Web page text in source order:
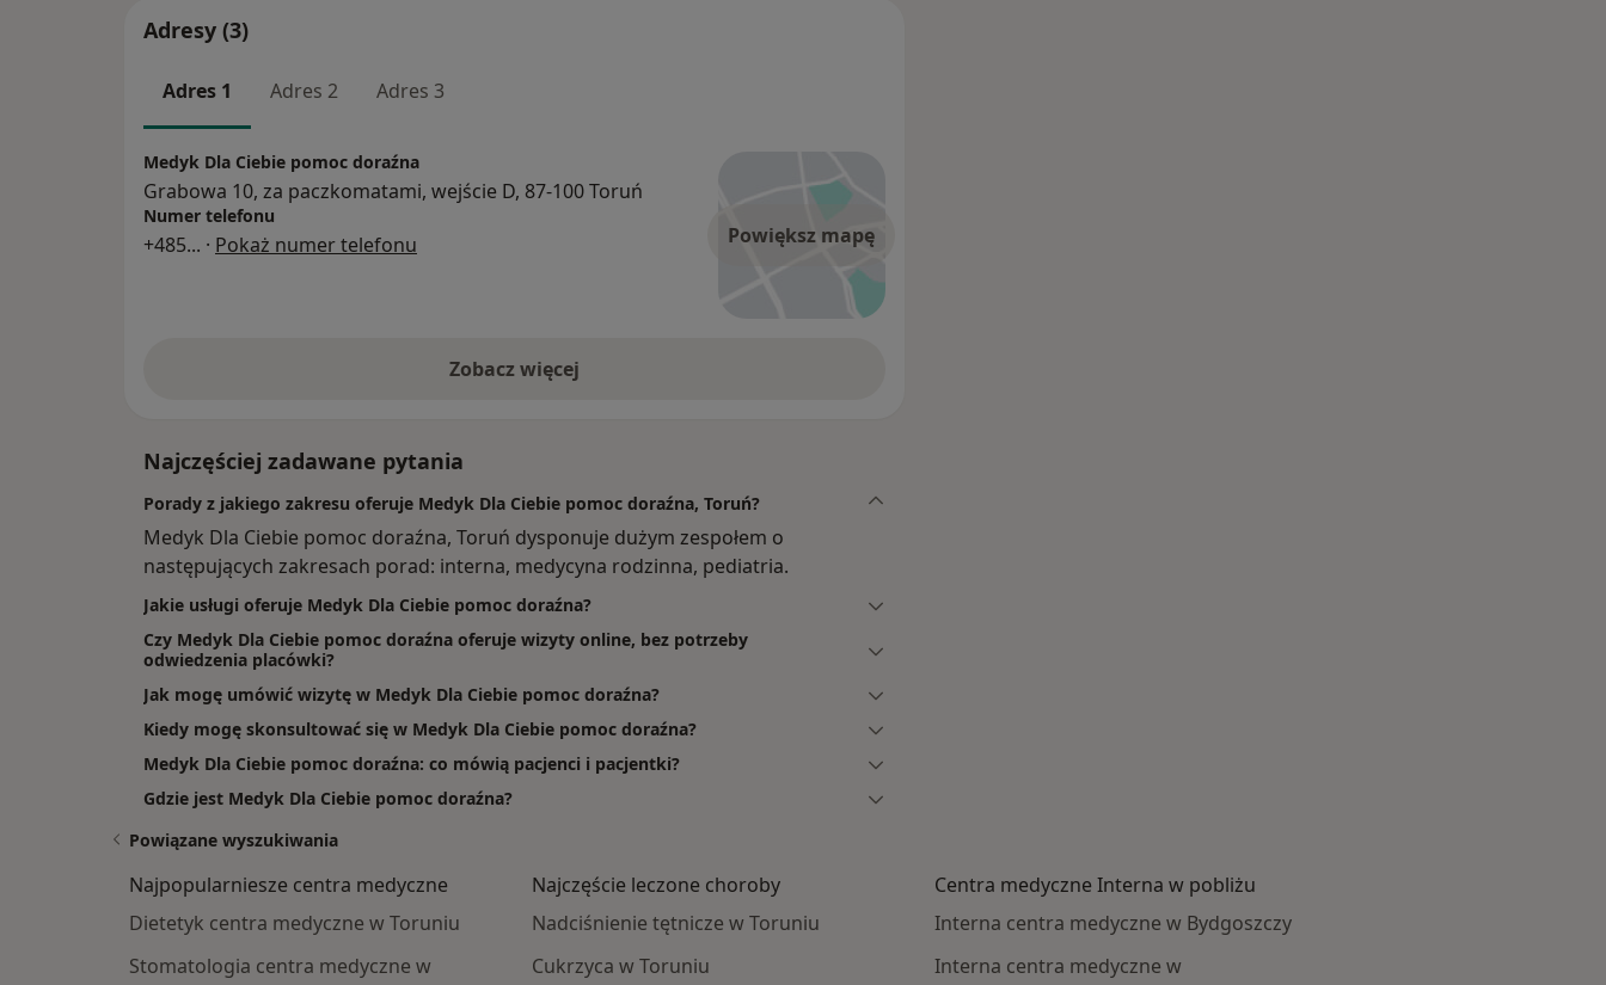
Adresy (3)
Adres 1 Adres 2 Adres 3
Powiększ mapę
Medyk Dla Ciebie pomoc doraźna
Grabowa 10, za paczkomatami, wejście D, 87-100 Toruń
Numer telefonu
+485... · Pokaż numer telefonu
Zobacz więcej
Najczęściej zadawane pytania
Porady z jakiego zakresu oferuje Medyk Dla Ciebie pomoc doraźna, Toruń?
Medyk Dla Ciebie pomoc doraźna, Toruń dysponuje dużym zespołem o
następujących zakresach porad: interna, medycyna rodzinna, pediatria.
Jakie usługi oferuje Medyk Dla Ciebie pomoc doraźna?
Czy Medyk Dla Ciebie pomoc doraźna oferuje wizyty online, bez potrzeby
odwiedzenia placówki?
Jak mogę umówić wizytę w Medyk Dla Ciebie pomoc doraźna?
Kiedy mogę skonsultować się w Medyk Dla Ciebie pomoc doraźna?
Medyk Dla Ciebie pomoc doraźna: co mówią pacjenci i pacjentki?
Gdzie jest Medyk Dla Ciebie pomoc doraźna?
Powiązane wyszukiwania
Najpopularniesze centra medyczne
Dietetyk centra medyczne w Toruniu
Stomatologia centra medyczne w
Najczęście leczone choroby
Nadciśnienie tętnicze w Toruniu
Cukrzyca w Toruniu
Centra medyczne Interna w pobliżu
Interna centra medyczne w Bydgoszczy
Interna centra medyczne w